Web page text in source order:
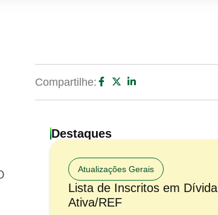
Compartilhe:
Destaques
Atualizações Gerais
Lista de Inscritos em Dívida
Ativa/REF